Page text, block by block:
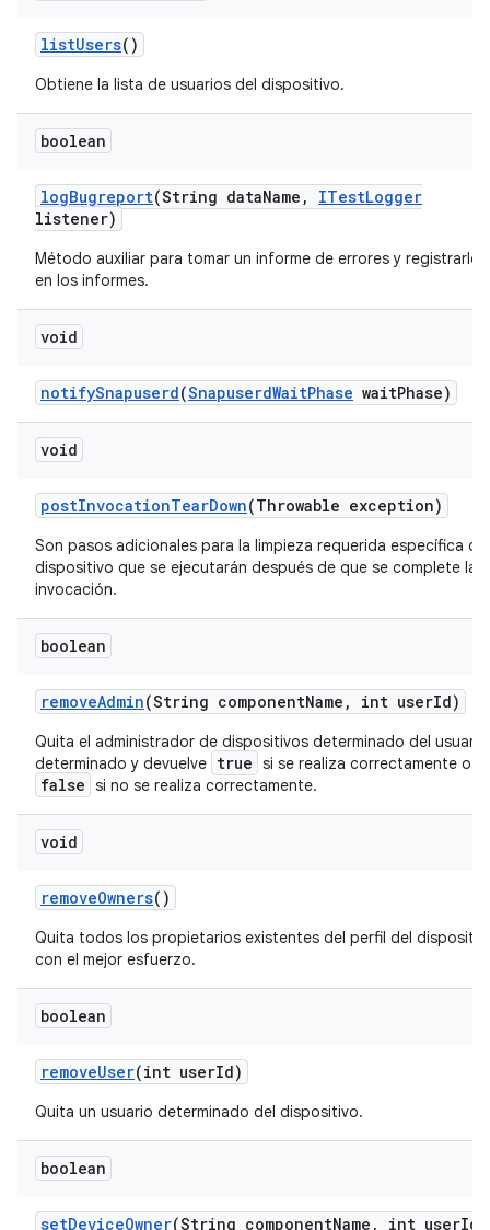
listUsers()
Obtiene la lista de usuarios del dispositivo.
boolean
logBugreport(String dataName , ITestLogger
listener)
Método auxiliar para tomar un informe de errores y registrarlo
en los informes.
void
notifySnapuserd(SnapuserdWaitPhase waitPhase)
void
postInvocationTearDown(Throwable exception)
Son pasos adicionales para la limpieza requerida específica del
dispositivo que se ejecutarán después de que se complete la
invocación.
boolean
removeAdmin(String componentName , int userId)
Quita el administrador de dispositivos determinado del usuario
determinado y devuelve true si se realiza correctamente o
false si no se realiza correctamente.
void
removeOwners()
Quita todos los propietarios existentes del perfil del
con el mejor esfuerzo.
boolean
removeUser(int userId)
Quita un usuario determinado del dispositivo.
boolean
setDeviceOwner(String componentName , int userId)